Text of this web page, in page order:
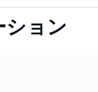
ション